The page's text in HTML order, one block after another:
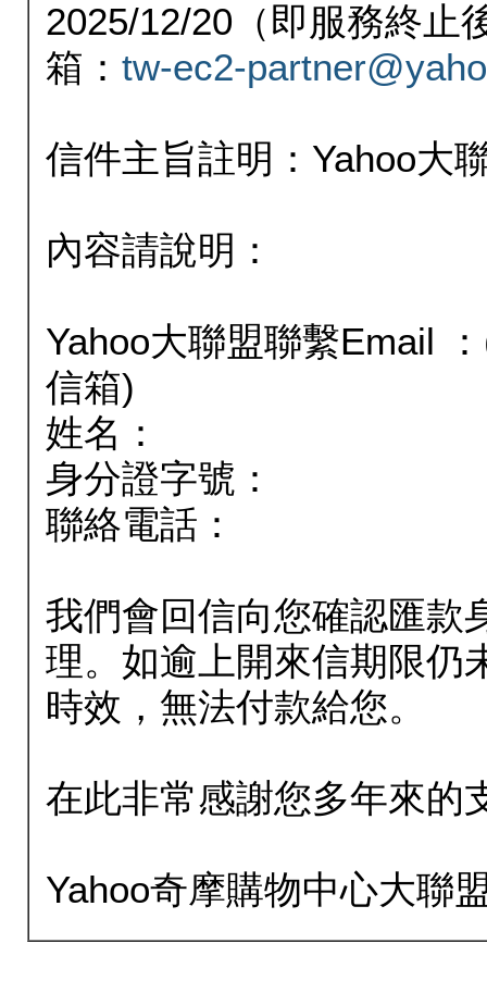
2025/12/20（即服務終止
箱： tw-ec2-
信件主旨註明：Yahoo大
內容請說明：
Yahoo大聯盟聯繫Email
信箱)
姓名：
身分證字號：
聯絡電話：
我們會回信向您確認匯款
理。如逾上開來信期限仍
時效，無法付款給您。
在此非常感謝您多年來的
Yahoo奇摩購物中心大